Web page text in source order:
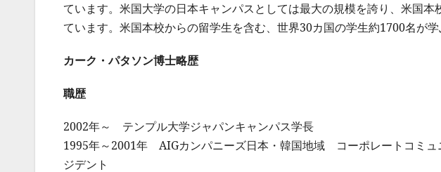
ています。米国大学の日本キャンパスとしては最大の規模を誇り、米国
ています。米国本校からの留学生を含む、世界30カ国の学生約1700名が学
カーク・パタソン博士略歴
職歴
2002年～ テンプル大学ジャパンキャンパス学長
1995年～2001年 AIGカンパニーズ日本・韓国地域 コーポレートコミュ
ジデント